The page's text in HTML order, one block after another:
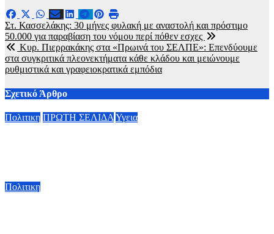
Πλοήγηση
άρθρων
Στ. Κασσελάκης: 30 μήνες φυλακή με αναστολή και πρόστιμο
50.000 για παραβίαση του νόμου περί πόθεν εσχες
Κυρ. Πιερρακάκης στα «Πρωινά του ΣΕΛΠΕ»: Επενδύουμε
στα συγκριτικά πλεονεκτήματα κάθε κλάδου και μειώνουμε
ρυθμιστικά και γραφειοκρατικά εμπόδια
Σχετικό Άρθρο
Πολιτικη ΠΡΩΤΗ ΣΕΛΙΔΑ Υγεια
Πολιτικη